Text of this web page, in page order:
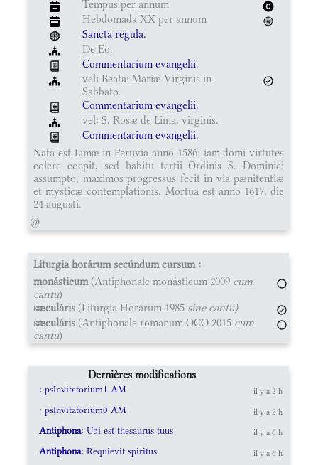
Tempus per annum
Hebdomada XX per annum
Sancta regula.
De Eo.
Commentarium evangelii.
vel: Beatæ Mariæ Virginis in
Sabbato.
Commentarium evangelii.
vel: S. Rosæ de Lima, virginis.
Commentarium evangelii.
Nata est Limæ in Peruvia anno 1586; iam domi virtutes
colere coepit, sed habitu tertii Ordinis S. Dominici
assumpto, maximos progressus fecit in via pænitentiæ
et mysticæ contemplationis. Mortua est anno 1617, die
24 augusti.
@
Liturgia horárum secúndum cursum :
monásticum(Antiphonale monásticum 2009 cum
cantu)
sæculáris (Liturgia Horárum 1985 sine cantu)
sæculáris (Antiphonale romanum OCO 2015 cum
cantu)
Dernières modifications
: psInvitatorium1 AM il y a 2 h
: psInvitatorium0 AM il y a 2 h
Antiphona: Ubi est thesaurus tuus il y a 6 h
Antiphona: Requievit spiritus il y a 6 h